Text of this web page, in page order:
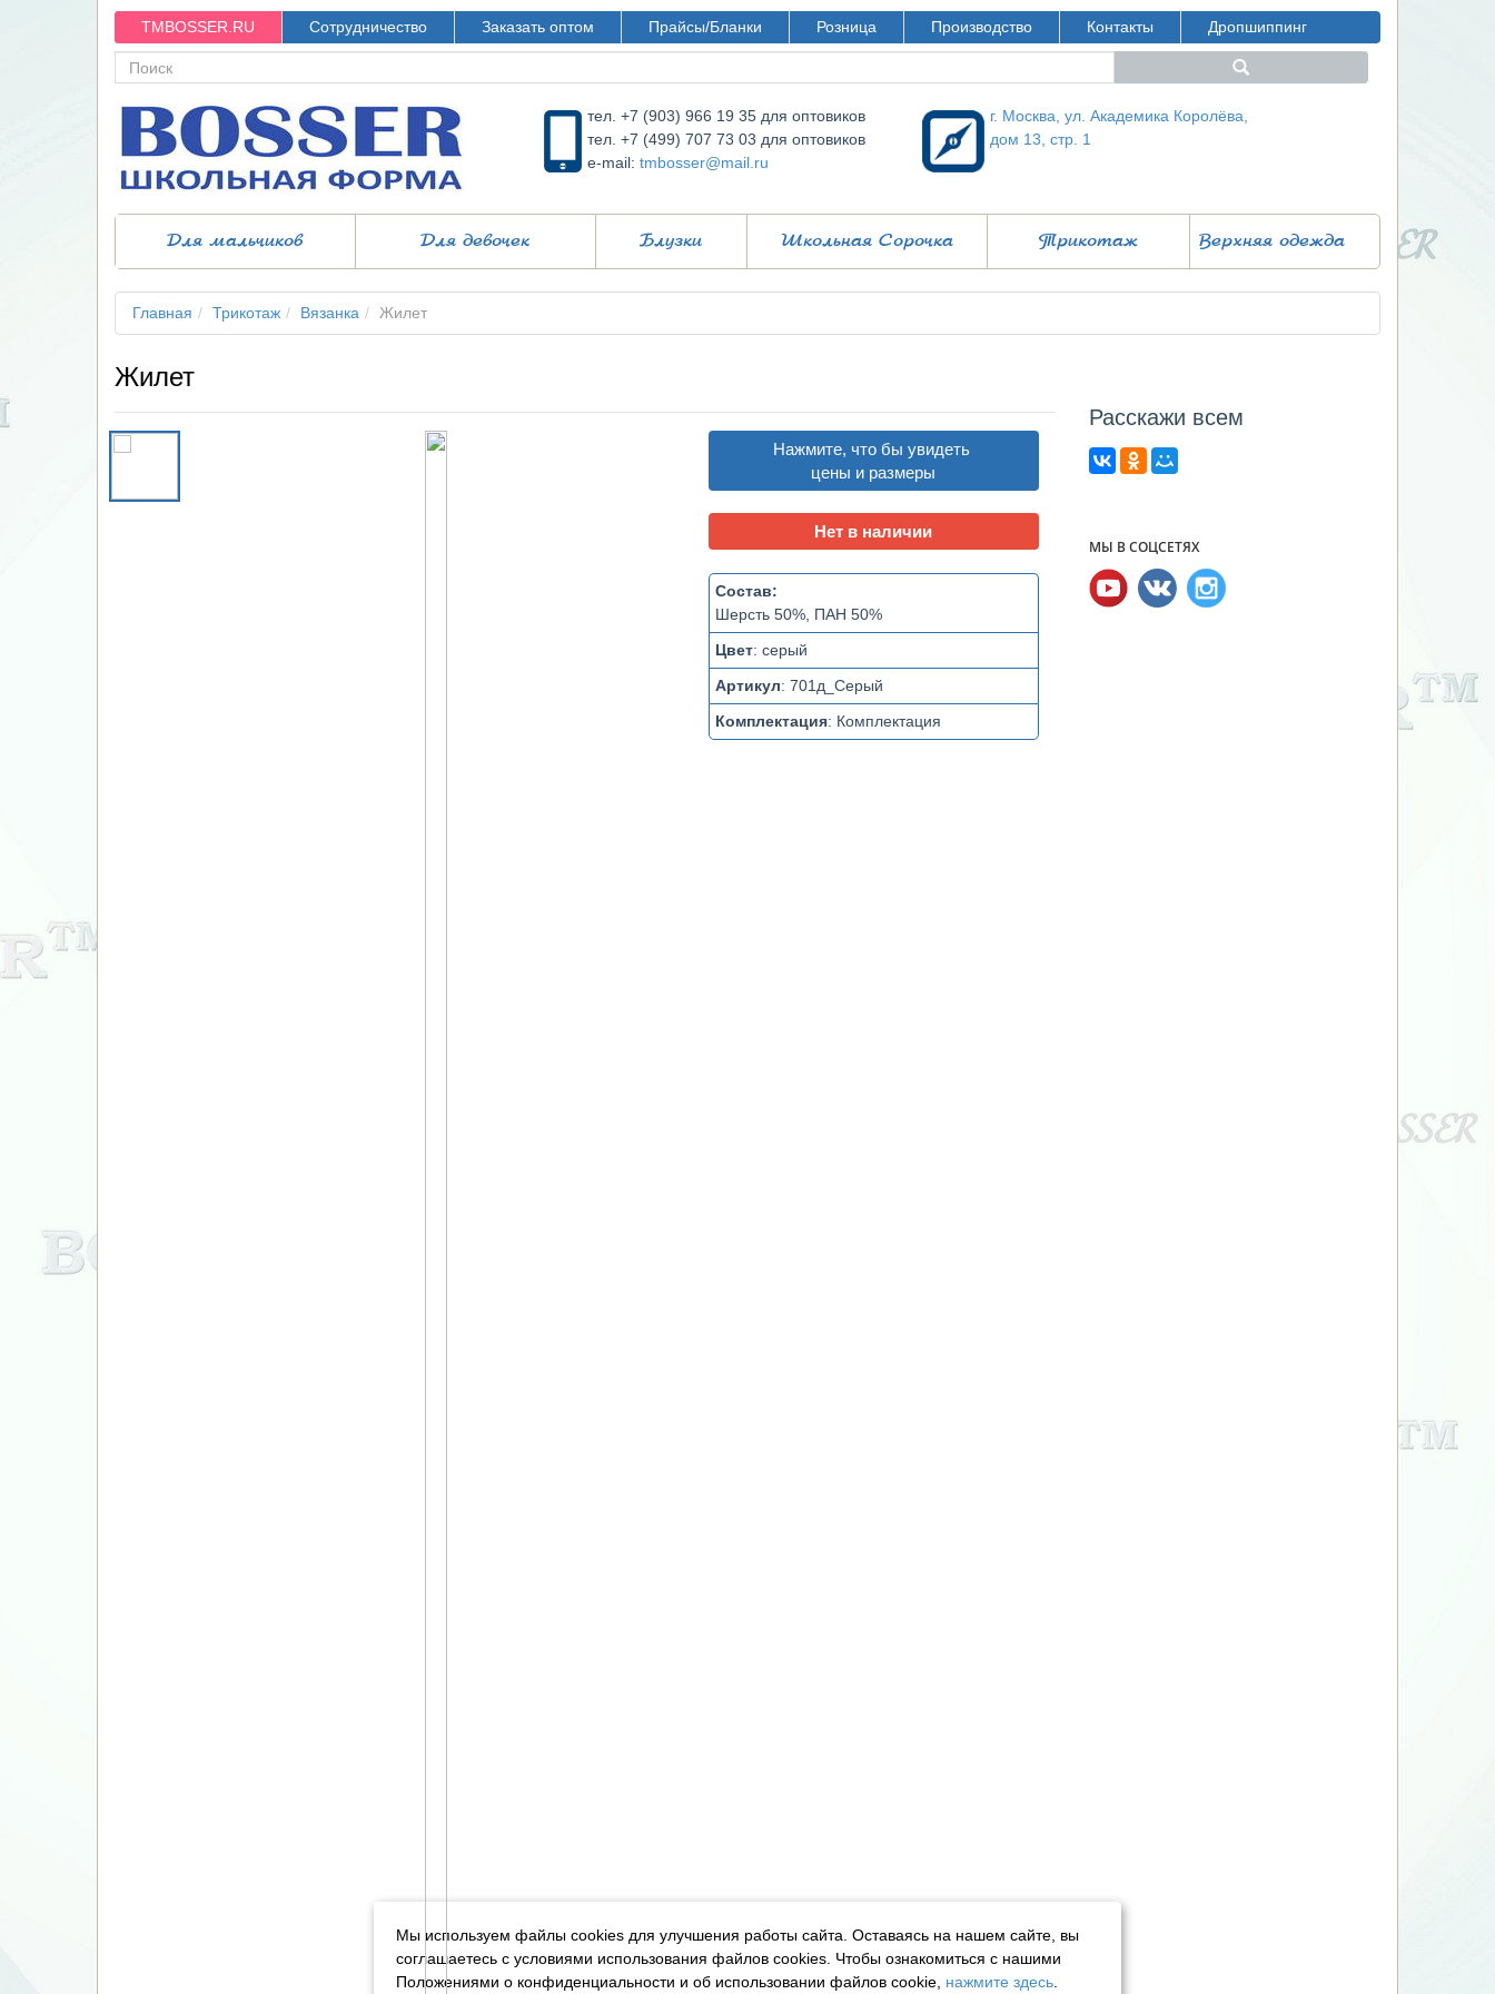
TMBOSSER.RU Сотрудничество Заказать оптом Прайсы/Бланки Розница Производство Контакты Дропшиппинг
тел. +7 (903) 966 19 35 для оптовиков
тел. +7 (499) 707 73 03 для оптовиков
e-mail: tmbosser@mail.ru
г. Москва, ул. Академика Королёва,
дом 13, стр. 1
Для мальчиков Для девочек Блузки Школьная Сорочка Трикотаж Верхняя одежда
Главная Трикотаж Вязанка Жилет
Жилет
Нажмите, что бы увидеть
цены и размеры
Нет в наличии
Состав:
Шерсть 50%, ПАН 50%
Цвет: серый
Артикул: 701д_Серый
Комплектация: Комплектация
Расcкажи всем
МЫ В СОЦСЕТЯХ
Мы используем файлы cookies для улучшения работы сайта. Оставаясь на нашем сайте, вы
соглашаетесь с условиями использования файлов cookies. Чтобы ознакомиться с нашими
Положениями о конфиденциальности и об использовании файлов cookie, нажмите здесь